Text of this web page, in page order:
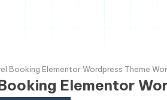
Booking Elementor Wordpress Theme
Elementor